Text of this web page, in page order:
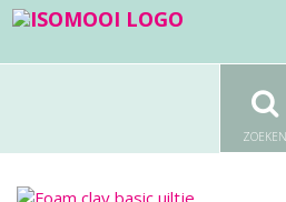
ZOEKEN